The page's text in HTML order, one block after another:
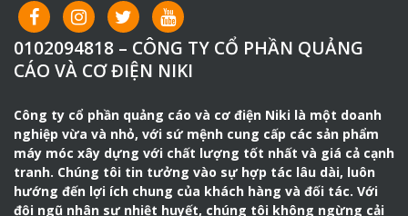
0102094818 – CÔNG TY CỔ PHẦN QUẢNG
CÁO VÀ CƠ ĐIỆN NIKI
Công ty cổ phần quảng cáo và cơ điện Niki là một doanh
nghiệp vừa và nhỏ, với sứ mệnh cung cấp các sản phẩm
máy móc xây dựng với chất lượng tốt nhất và giá cả cạnh
tranh. Chúng tôi tin tưởng vào sự hợp tác lâu dài, luôn
hướng đến lợi ích chung của khách hàng và đối tác. Với
đội ngũ nhân sự nhiệt huyết, chúng tôi không ngừng cải